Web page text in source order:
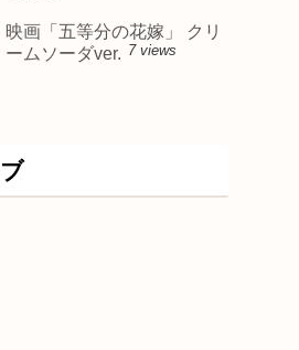
映画「五等分の花嫁」 クリ
ームソーダver. 7 views